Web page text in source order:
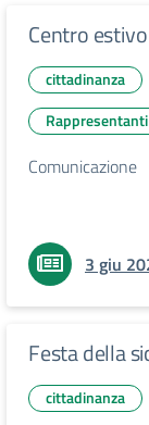
Centro
cittadinanza
Comunicazione
3 giu
Festa della
cittadinanza